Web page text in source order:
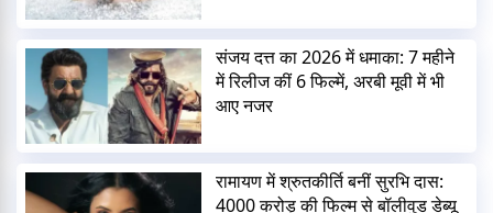
संजय दत्त का 2026 में धमाका: 7 महीने
में रिलीज कीं 6 फिल्में, अरबी मूवी में भी
आए नजर
रामायण में श्रुतकीर्ति बनीं सुरभि दास:
4000 करोड़ की फिल्म से बॉलीवुड डेब्यू